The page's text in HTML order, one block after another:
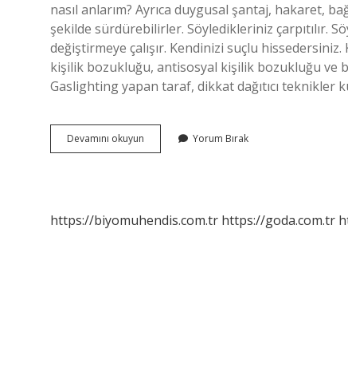
nasıl anlarım? Ayrıca duygusal şantaj, hakaret,
şekilde sürdürebilirler. Söyledikleriniz çarpıtılır.
değiştirmeye çalışır. Kendinizi suçlu
kişilik bozukluğu, antisosyal kişilik bozukluğu ve
Gaslighting yapan taraf, dikkat dağıtıcı teknikler
Devamını okuyun Gaslightinge
Maruz
Yorum Bırak
https://biyomuhendis.com.tr https://goda.com.tr